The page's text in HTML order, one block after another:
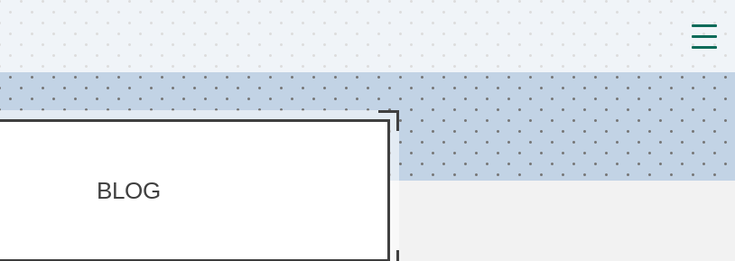
トップ
法人概要/アクセス
BLOG